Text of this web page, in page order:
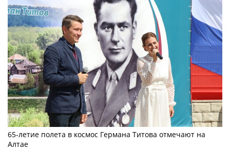
65-летие полета в космос Германа Титова отмечают на
Алтае